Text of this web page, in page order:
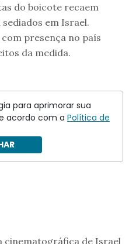
do boicote recaem
em Israel.
presença no país
da medida.
cinematográfica de Israel
para aprimorar sua
acordo com a Política de